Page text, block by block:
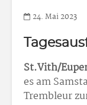
24. Mai 2023
St.Vith/
es am
Trembleur